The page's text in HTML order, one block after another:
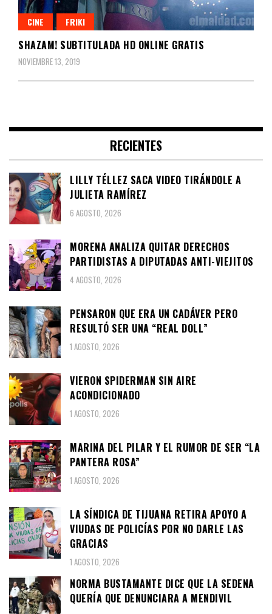
CINE FRIKI
SHAZAM! SUBTITULADA HD ONLINE GRATIS
NOVIEMBRE 13, 2019
RECIENTES
LILLY TÉLLEZ SACA VIDEO TIRÁNDOLE A
JULIETA RAMÍREZ
6 AGOSTO, 2026
MORENA ANALIZA QUITAR DERECHOS
PARTIDISTAS A DIPUTADAS ANTI-VIEJITOS
4 AGOSTO, 2026
PENSARON QUE ERA UN CADÁVER PERO
RESULTÓ SER UNA “REAL DOLL”
1 AGOSTO, 2026
VIERON SPIDERMAN SIN AIRE
ACONDICIONADO
1 AGOSTO, 2026
MARINA DEL PILAR Y EL RUMOR DE SER “LA
PANTERA ROSA”
1 AGOSTO, 2026
LA SÍNDICA DE TIJUANA RETIRA APOYO A
VIUDAS DE POLICÍAS POR NO DARLE LAS
GRACIAS
1 AGOSTO, 2026
NORMA BUSTAMANTE DICE QUE LA SEDENA
QUERÍA QUE DENUNCIARA A MENDIVIL